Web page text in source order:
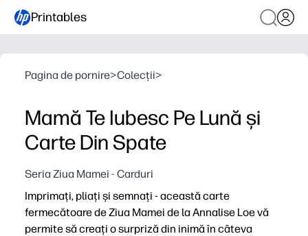
Printables
Pagina de pornire>Colecții>
Mamă Te Iubesc Pe Lună și
Carte Din Spate
Seria Ziua Mamei - Carduri
Imprimați, pliați și semnați - această carte
fermecătoare de Ziua Mamei de la Annalise Loe vă
permite să creați o surpriză din inimă în câteva